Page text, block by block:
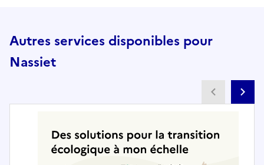
Autres services disponibles pour
Nassiet